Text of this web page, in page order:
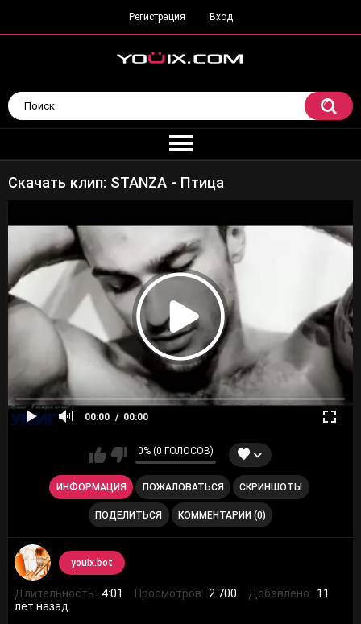
Регистрация Вход
Скачать клип: STANZA - Птица
00:00 00:00
0% (0 ГОЛОСОВ)
ИНФОРМАЦИЯ ПОЖАЛОВАТЬСЯ СКРИНШОТЫ
ПОДЕЛИТЬСЯ КОММЕНТАРИИ (0)
youix.bot
Длительность: 4:01 Просмотров: 2 700 Добавлено: 11
лет назад